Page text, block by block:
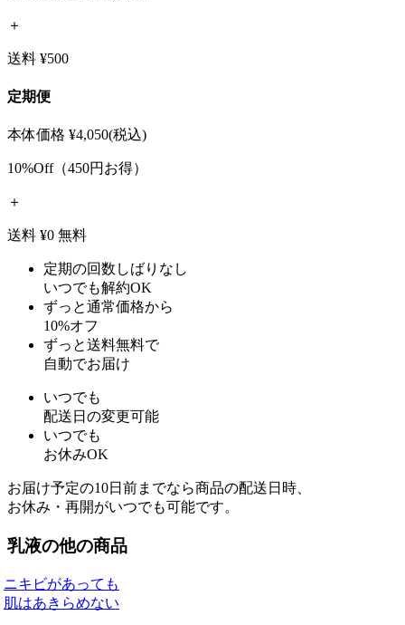
＋
送料 ¥500
定期便
本体価格 ¥4,050(税込)
10%Off（450円お得）
＋
送料 ¥0 無料
定期の回数しばりなし
いつでも解約OK
ずっと通常価格から
10%オフ
ずっと送料無料で
自動でお届け
いつでも
配送日の変更可能
いつでも
お休みOK
お届け予定の10日前までなら商品の配送日時、
お休み・再開がいつでも可能です。
乳液の他の商品
ニキビがあっても
肌はあきらめない